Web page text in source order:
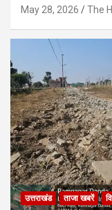
May 28, 2026 The
उत्तराखंड ताजा खबरें